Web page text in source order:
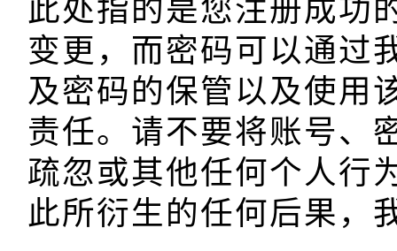
此处指的是您注册成功
变更，而密码可以通过
及密码的保管以及使用
责任。请不要将账号、
疏忽或其他任何个人行
此所衍生的任何后果，